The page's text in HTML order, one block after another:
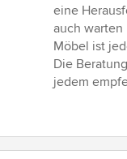
von
5
Sternen
eine
auch warten
Möbel ist
Die
jedem